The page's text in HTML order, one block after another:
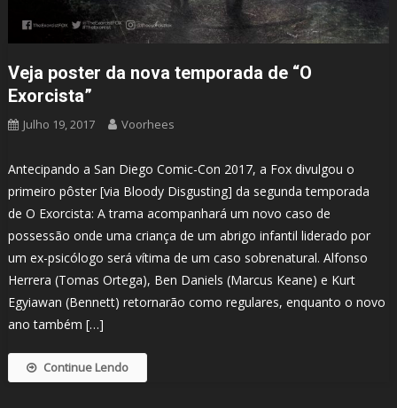
Veja poster da nova temporada de “O
Exorcista”
Julho 19, 2017 Voorhees
Antecipando a San Diego Comic-Con 2017, a Fox divulgou o
primeiro pôster [via Bloody Disgusting] da segunda temporada
de O Exorcista: A trama acompanhará um novo caso de
possessão onde uma criança de um abrigo infantil liderado por
um ex-psicólogo será vítima de um caso sobrenatural. Alfonso
Herrera (Tomas Ortega), Ben Daniels (Marcus Keane) e Kurt
Egyiawan (Bennett) retornarão como regulares, enquanto o novo
ano também […]
Continue Lendo